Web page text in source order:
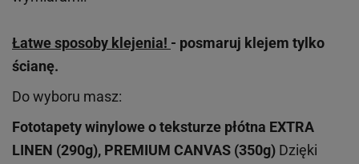
Łatwe sposoby klejenia! - posmaruj klejem tylko
ścianę.
Do wyboru masz:
Fototapety winylowe oteksturze płótna EXTRA
LINEN (290g), PREMIUM CANVAS (350g) Dzięki